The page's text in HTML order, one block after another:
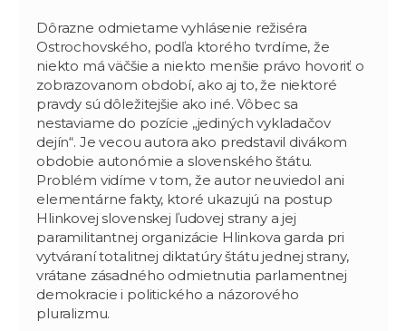
Dôrazne odmietame vyhlásenie režiséra
Ostrochovského, podľa ktorého tvrdíme, že
niekto má väčšie a niekto menšie právo hovoriť o
zobrazovanom období, ako aj to, že niektoré
pravdy sú dôležitejšie ako iné. Vôbec sa
nestaviame do pozície „jediných vykladačov
dejín“. Je vecou autora ako predstavil divákom
obdobie autonómie a slovenského štátu.
Problém vidíme v tom, že autor neuviedol ani
elementárne fakty, ktoré ukazujú na postup
Hlinkovej slovenskej ľudovej strany a jej
paramilitantnej organizácie Hlinkova garda pri
vytváraní totalitnej diktatúry štátu jednej strany,
vrátane zásadného odmietnutia parlamentnej
demokracie i politického a názorového
pluralizmu.